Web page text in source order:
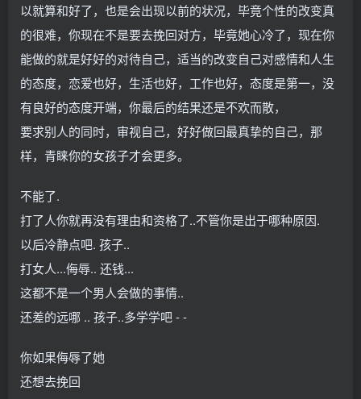
以就算和好了，也是会出现以前的状况，毕竟个性的改变真
的很难，你现在不是要去挽回对方，毕竟她心冷了，现在你
能做的就是好好的对待自己，适当的改变自己对感情和人生
的态度，恋爱也好，生活也好，工作也好，态度是第一，没
有良好的态度开端，你最后的结果还是不欢而散，
要求别人的同时，审视自己，好好做回最真挚的自己，那
样，青睐你的女孩子才会更多。
不能了.
打了人你就再没有理由和资格了..不管你是出于哪种原因.
以后冷静点吧. 孩子..
打女人...侮辱.. 还钱...
这都不是一个男人会做的事情..
还差的远哪 .. 孩子..多学学吧 - -
你如果侮辱了她
还想去挽回